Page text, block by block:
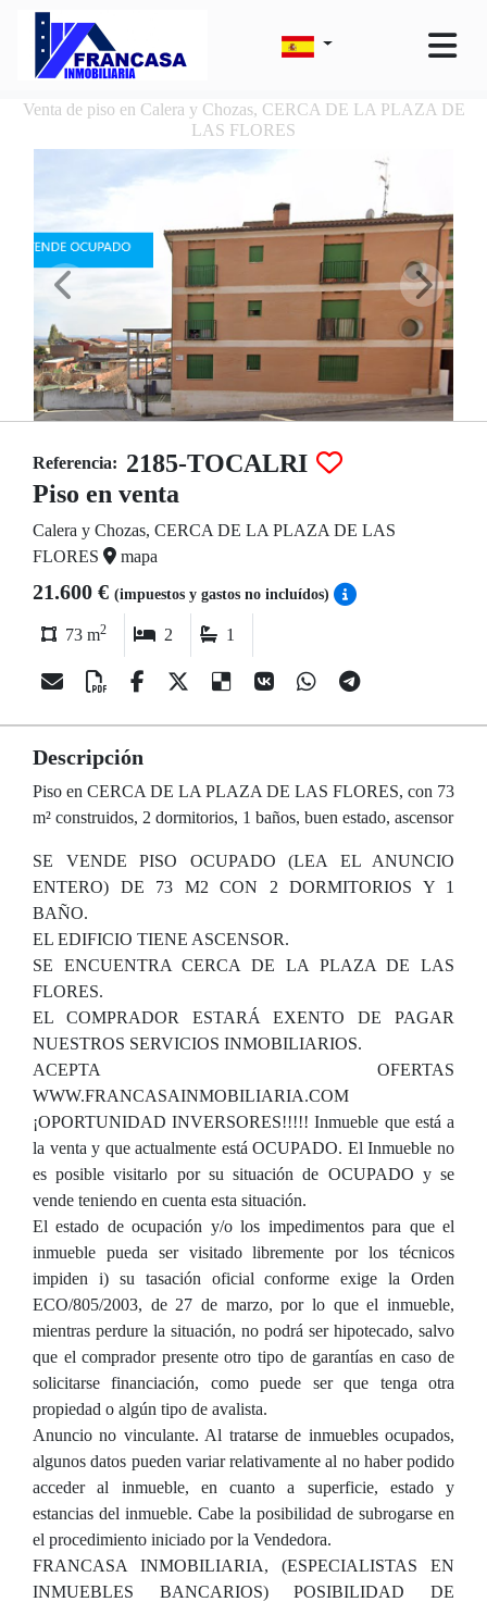
Venta de piso en Calera y Chozas, CERCA DE LA PLAZA DE
LAS FLORES
Referencia: 2185-TOCALRI
Piso en venta
Calera y Chozas, CERCA DE LA PLAZA DE LAS
FLORES
mapa
21.600 € (impuestos y gastos no incluídos)
73 m2 2 1
Descripción
Piso en CERCA DE LA PLAZA DE LAS FLORES, con 73
m² construidos, 2 dormitorios, 1 baños, buen estado, ascensor
SE VENDE PISO OCUPADO (LEA EL ANUNCIO
ENTERO) DE 73 M2 CON 2 DORMITORIOS Y 1
BAÑO.
EL EDIFICIO TIENE ASCENSOR.
SE ENCUENTRA CERCA DE LA PLAZA DE LAS
FLORES.
EL COMPRADOR ESTARÁ EXENTO DE PAGAR
NUESTROS SERVICIOS INMOBILIARIOS.
ACEPTA OFERTAS
WWW.FRANCASAINMOBILIARIA.COM
¡OPORTUNIDAD INVERSORES!!!!! Inmueble que está a
la venta y que actualmente está OCUPADO. El Inmueble no
es posible visitarlo por su situación de OCUPADO y se
vende teniendo en cuenta esta situación.
El estado de ocupación y/o los impedimentos para que el
inmueble pueda ser visitado libremente por los técnicos
impiden i) su tasación oficial conforme exige la Orden
ECO/805/2003, de 27 de marzo, por lo que el inmueble,
mientras perdure la situación, no podrá ser hipotecado, salvo
que el comprador presente otro tipo de garantías en caso de
solicitarse financiación, como puede ser que tenga otra
propiedad o algún tipo de avalista.
Anuncio no vinculante. Al tratarse de inmuebles ocupados,
algunos datos pueden variar relativamente al no haber podido
acceder al inmueble, en cuanto a superficie, estado y
estancias del inmueble. Cabe la posibilidad de subrogarse en
el procedimiento iniciado por la Vendedora.
FRANCASA INMOBILIARIA, (ESPECIALISTAS EN
INMUEBLES BANCARIOS) POSIBILIDAD DE